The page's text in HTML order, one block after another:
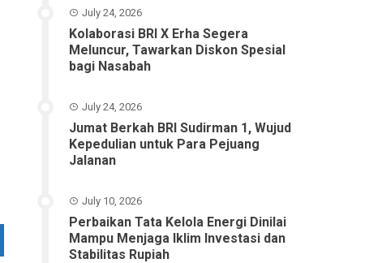
July 24, 2026
Kolaborasi BRI X Erha Segera
Meluncur, Tawarkan Diskon Spesial
bagi Nasabah
July 24, 2026
Jumat Berkah BRI Sudirman 1, Wujud
Kepedulian untuk Para Pejuang
Jalanan
July 10, 2026
Perbaikan Tata Kelola Energi Dinilai
Mampu Menjaga Iklim Investasi dan
Stabilitas Rupiah